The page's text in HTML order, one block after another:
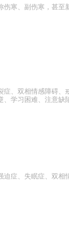
寒、副伤寒，甚
、双相情感障碍
学习困难、注意
症、失眠症、双